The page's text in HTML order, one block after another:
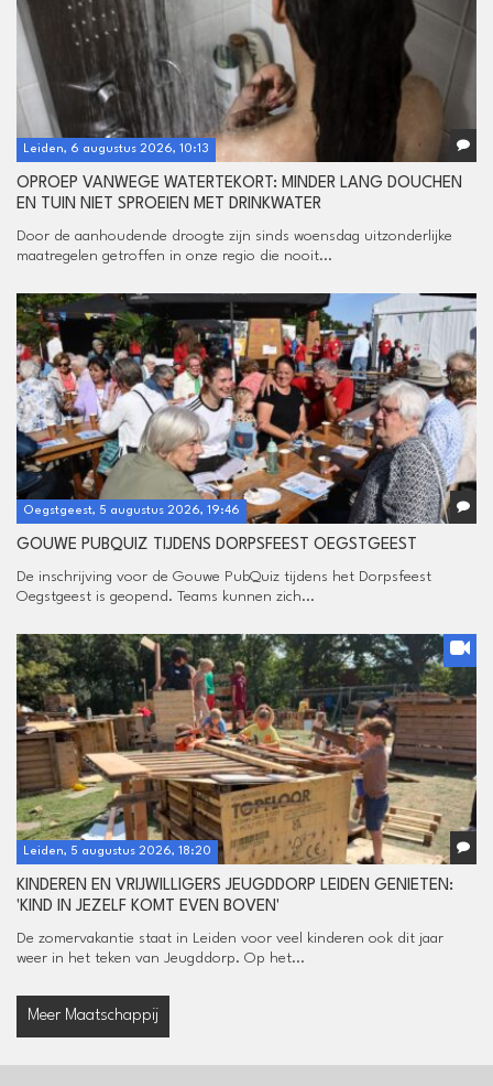
Leiden, 6 augustus 2026, 10:13
OPROEP VANWEGE WATERTEKORT: MINDER LANG DOUCHEN
EN TUIN NIET SPROEIEN MET DRINKWATER
Door de aanhoudende droogte zijn sinds woensdag uitzonderlijke
maatregelen getroffen in onze regio die nooit...
Oegstgeest, 5 augustus 2026, 19:46
GOUWE PUBQUIZ TIJDENS DORPSFEEST OEGSTGEEST
De inschrijving voor de Gouwe PubQuiz tijdens het Dorpsfeest
Oegstgeest is geopend. Teams kunnen zich...
Leiden, 5 augustus 2026, 18:20
KINDEREN EN VRIJWILLIGERS JEUGDDORP LEIDEN GENIETEN:
'KIND IN JEZELF KOMT EVEN BOVEN'
De zomervakantie staat in Leiden voor veel kinderen ook dit jaar
weer in het teken van Jeugddorp. Op het...
Meer Maatschappij